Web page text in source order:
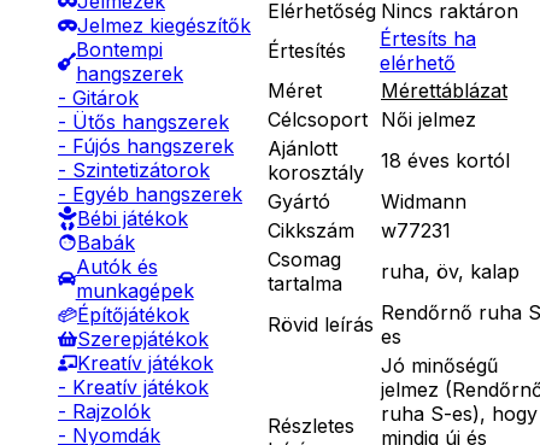
Jelmez kiegészítők
Bontempi
hangszerek
- Gitárok
- Ütős hangszerek
- Fújós hangszerek
- Szintetizátorok
- Egyéb hangszerek
Bébi játékok
Babák
Autók és
munkagépek
Építőjátékok
Szerepjátékok
Kreatív játékok
- Kreatív játékok
- Rajzolók
- Nyomdák
Elérhetőség Nincs raktáron
Értesítés
Értesíts ha
elérhető
Méret
Mérettáblázat
Célcsoport Női jelmez
Ajánlott
korosztály
18 éves kortól
Gyártó
Widmann
Cikkszám
w77231
Csomag
tartalma
ruha, öv, kalap
Rövid leírás Rendőrnő ruha
es
Részletes
Jó minőségű
jelmez
ruha S-es), hogy
mindig új és